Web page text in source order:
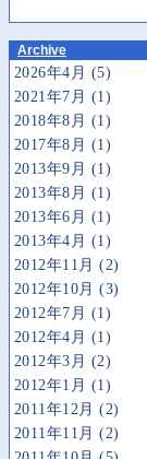
Archive
2026年4月 (5)
2021年7月 (1)
2018年8月 (1)
2017年8月 (1)
2013年9月 (1)
2013年8月 (1)
2013年6月 (1)
2013年4月 (1)
2012年11月 (2)
2012年10月 (3)
2012年7月 (1)
2012年4月 (1)
2012年3月 (2)
2012年1月 (1)
2011年12月 (2)
2011年11月 (2)